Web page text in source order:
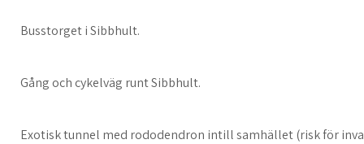
Busstorget i Sibbhult.
Gång och cykelväg runt Sibbhult.
Exotisk tunnel med rododendron intill samhället (risk för